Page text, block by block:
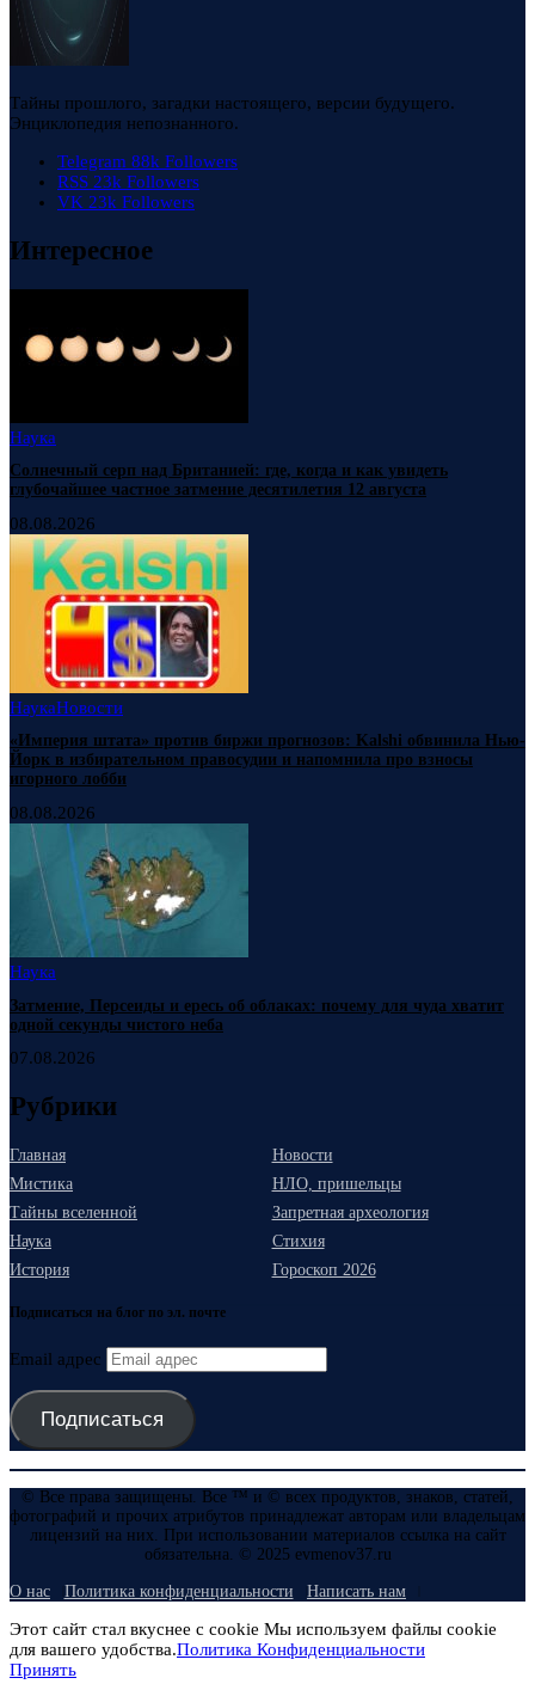
Тайны прошлого, загадки настоящего, версии будущего.
Энциклопедия непознанного.
Telegram 88k Followers
RSS 23k Followers
VK 23k Followers
Интересное
Наука
Солнечный серп над Британией: где, когда и как увидеть
глубочайшее частное затмение десятилетия 12 августа
08.08.2026
НаукаНовости
«Империя штата» против биржи прогнозов: Kalshi обвинила Нью-
Йорк в избирательном правосудии и напомнила про взносы
игорного лобби
08.08.2026
Наука
Затмение, Персеиды и ересь об облаках: почему для чуда хватит
одной секунды чистого неба
07.08.2026
Рубрики
Главная
Новости
Мистика
НЛО, пришельцы
Тайны вселенной
Запретная археология
Наука
Стихия
История
Гороскоп 2026
Подписаться на блог по эл. почте
Email адрес
Подписаться
© Все права защищены. Все ™ и © всех продуктов, знаков, статей,
фотографий и прочих атрибутов принадлежат авторам или владельцам
лицензий на них. При использовании материалов ссылка на сайт
обязательна. © 2025 evmenov37.ru
О нас Политика конфиденциальности Написать нам
Этот сайт стал вкуснее с cookie Мы используем файлы cookie
для вашего удобства.Политика Конфиденциальности
Принять